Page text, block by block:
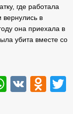
где работала
вернулись в
она приехала в
убита вместе со
VK